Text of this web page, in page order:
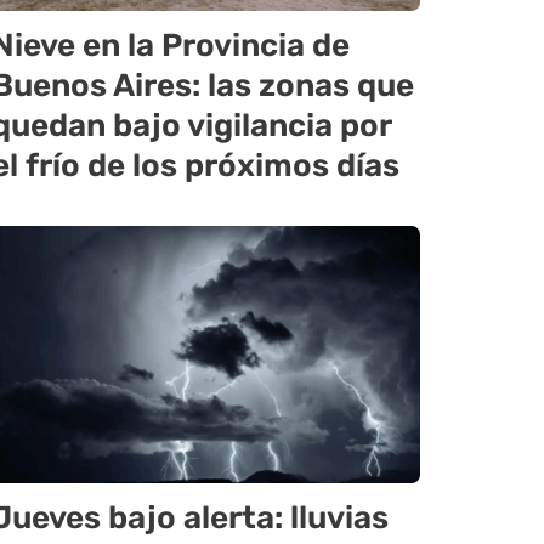
en la Provincia de
Aires: las zonas que
bajo vigilancia por
frío de los próximos días
bajo alerta: lluvias